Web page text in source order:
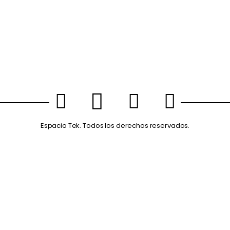
Espacio Tek. Todos los derechos reservados.